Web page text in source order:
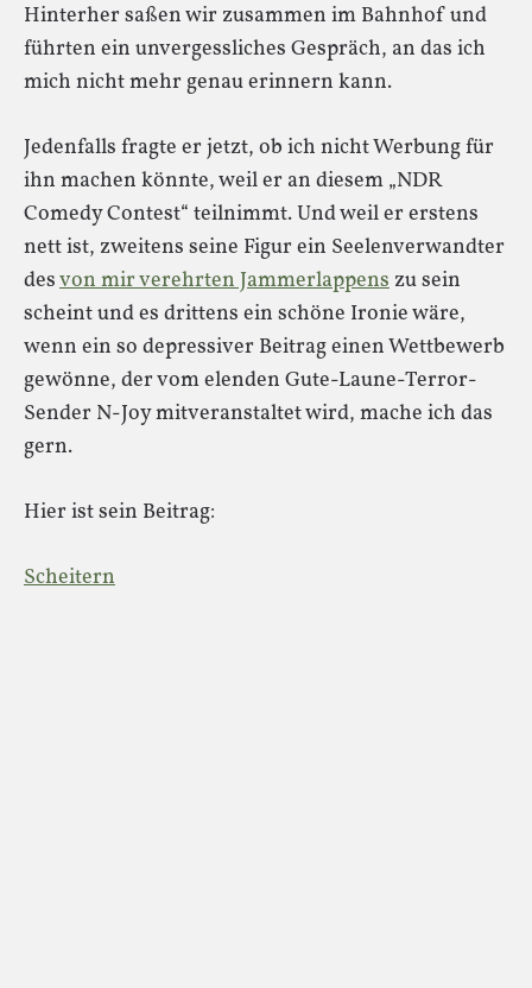
Hinterher saßen wir zusammen im Bahnhof und
führten ein unvergessliches Gespräch, an das ich
mich nicht mehr genau erinnern kann.
Jedenfalls fragte er jetzt, ob ich nicht Werbung für
ihn machen könnte, weil er an diesem „NDR
Comedy Contest“ teilnimmt. Und weil er erstens
nett ist, zweitens seine Figur ein Seelenverwandter
desvon mir verehrten Jammerlappens zu sein
scheint und es drittens ein schöne Ironie wäre,
wenn ein so depressiver Beitrag einen Wettbewerb
gewönne, der vom elenden Gute-Laune-Terror-
Sender N-Joy mitveranstaltet wird, mache ich das
gern.
Hier ist sein Beitrag:
Scheitern